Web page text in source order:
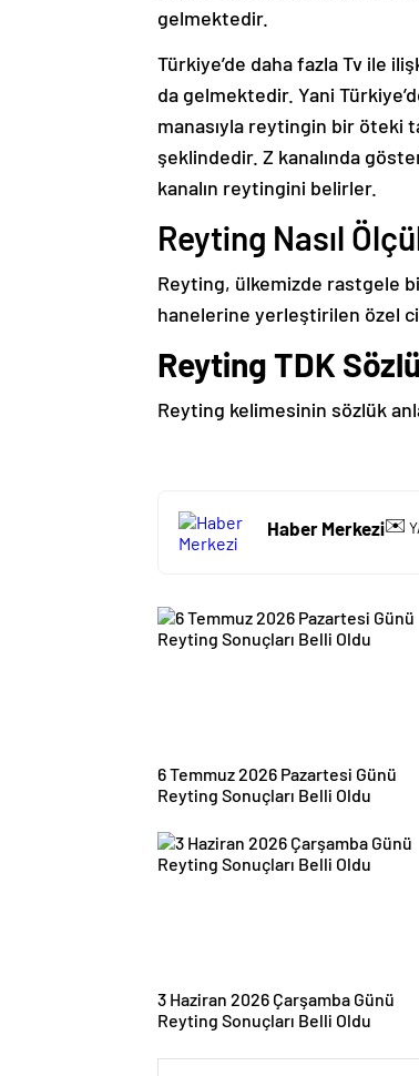
gelmektedir.
Türkiye’de daha fazla Tv ile
da gelmektedir. Yani
manasıyla reytingin bir öteki
şeklindedir. Z kanalında
kanalın reytingini belirler.
Reyting Nasıl
Reyting, ülkemizde rastgele
hanelerine yerleştirilen özel
Reyting TDK
Reyting kelimesinin sözlük
Haber Merkezi✉️
6 Temmuz 2026 Pazartesi Günü
Reyting Sonuçları Belli Oldu
3 Haziran 2026 Çarşamba Günü
Reyting Sonuçları Belli Oldu